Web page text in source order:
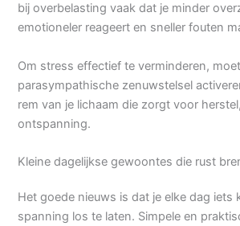
bij overbelasting vaak dat je minder
emotioneler reageert en sneller fouten
Om stress effectief te verminderen,
parasympathische zenuwstelsel
rem van je lichaam die zorgt voor
ontspanning.
Kleine dagelijkse gewoontes die rust
Het goede nieuws is dat je elke dag iets
spanning los te laten. Simpele en